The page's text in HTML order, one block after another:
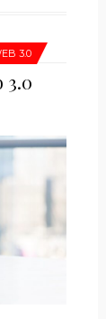
3.0
3.0